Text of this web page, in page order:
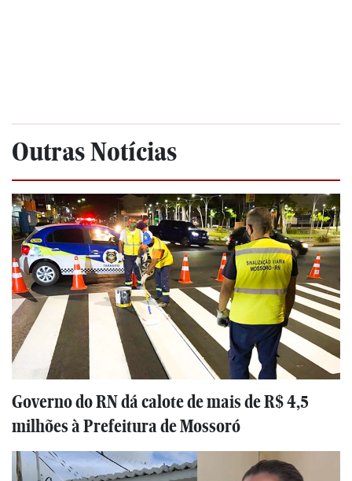
Outras Notícias
Governo do RN dá calote de mais de R$ 4,5
milhões à Prefeitura de Mossoró